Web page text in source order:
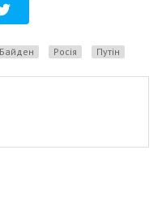
Байден Росія Путін